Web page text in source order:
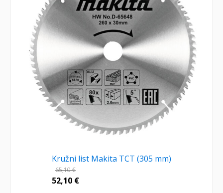
Kružni list Makita TCT (305 mm)
65,10€
52,10 €